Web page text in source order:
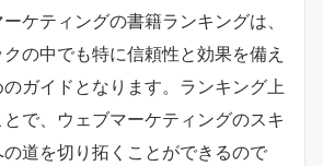
ケティングの書籍ランキングは、
の中でも特に信頼性と効果を備え
ガイドとなります。ランキング上
で、ウェブマーケティングのスキ
道を切り拓くことができるので